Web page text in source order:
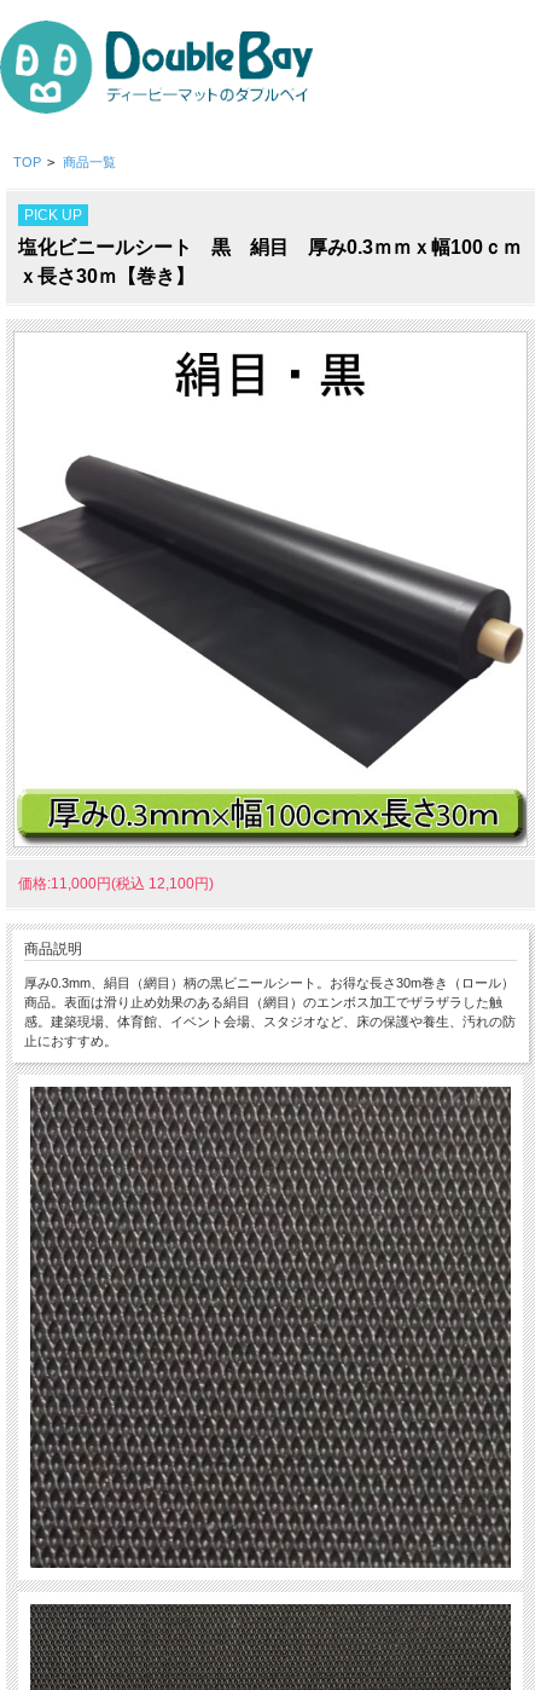
TOP > 商品一覧
PICK UP
塩化ビニールシート 黒 絹目 厚み0.3ｍｍｘ幅100ｃｍ
ｘ長さ30ｍ【巻き】
価格:11,000円(税込 12,100円)
商品説明
厚み0.3mm、絹目（網目）柄の黒ビニールシート。お得な長さ30m巻き（ロール）
商品。表面は滑り止め効果のある絹目（網目）のエンボス加工でザラザラした触
感。建築現場、体育館、イベント会場、スタジオなど、床の保護や養生、汚れの防
止におすすめ。